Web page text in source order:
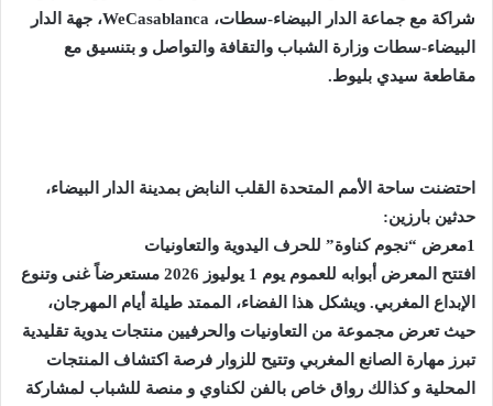
شراكة مع جماعة الدار البيضاء-سطات، WeCasablanca، جهة الدار
البيضاء-سطات وزارة الشباب والتقافة والتواصل و بتنسيق مع
مقاطعة سيدي بليوط.
احتضنت ساحة الأمم المتحدة القلب النابض بمدينة الدار البيضاء،
حدثين بارزين:
1معرض “نجوم كناوة” للحرف اليدوية والتعاونيات
افتتح المعرض أبوابه للعموم يوم 1 يوليوز 2026 مستعرضاً غنى وتنوع
الإبداع المغربي. ويشكل هذا الفضاء، الممتد طيلة أيام المهرجان،
حيث تعرض مجموعة من التعاونيات والحرفيين منتجات يدوية تقليدية
تبرز مهارة الصانع المغربي وتتيح للزوار فرصة اكتشاف المنتجات
المحلية و كذالك رواق خاص بالفن لكناوي و منصة للشباب لمشاركة